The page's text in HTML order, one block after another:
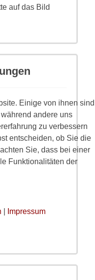
auf das Bild
Einige von ihnen sind
andere uns
zu verbessern
entscheiden, ob Sie die
Sie, dass bei einer
Funktionalitäten der
Impressum